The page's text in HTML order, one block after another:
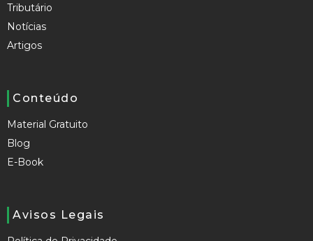
Tributário
Notícias
Artigos
Conteúdo
Material Gratuito
Blog
E-Book
Avisos Legais